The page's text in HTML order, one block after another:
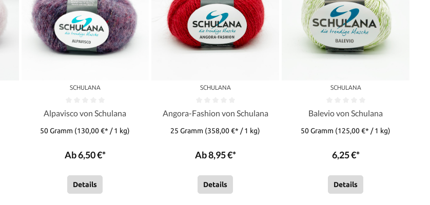
SCHULANA
Alpavisco von Schulana
50 Gramm (130,00 €* / 1 kg)
Ab 6,50 €*
Details
SCHULANA
Angora-Fashion von Schulana
25 Gramm (358,00 €* / 1 kg)
Ab 8,95 €*
Details
SCHULANA
Balevio von Schulana
50 Gramm (125,00 €* / 1 kg)
6,25 €*
Details